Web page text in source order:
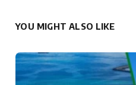
YOU MIGHT ALSO LIKE